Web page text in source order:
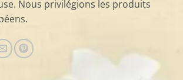
Nous privilégions les produits